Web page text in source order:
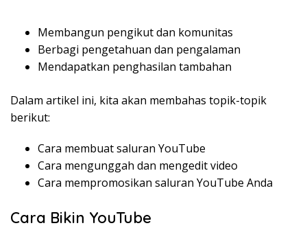
Membangun pengikut dan komunitas
Berbagi pengetahuan dan pengalaman
Mendapatkan penghasilan tambahan
Dalam artikel ini, kita akan membahas topik-topik
berikut:
Cara membuat saluran YouTube
Cara mengunggah dan mengedit video
Cara mempromosikan saluran YouTube Anda
Cara Bikin YouTube